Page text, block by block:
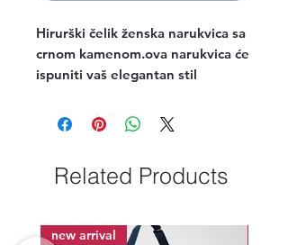
Hirurški čelik ženska narukvica sa
crnom kamenom.ova narukvica će
ispuniti vaš elegantan stil
Related Products
new arrival